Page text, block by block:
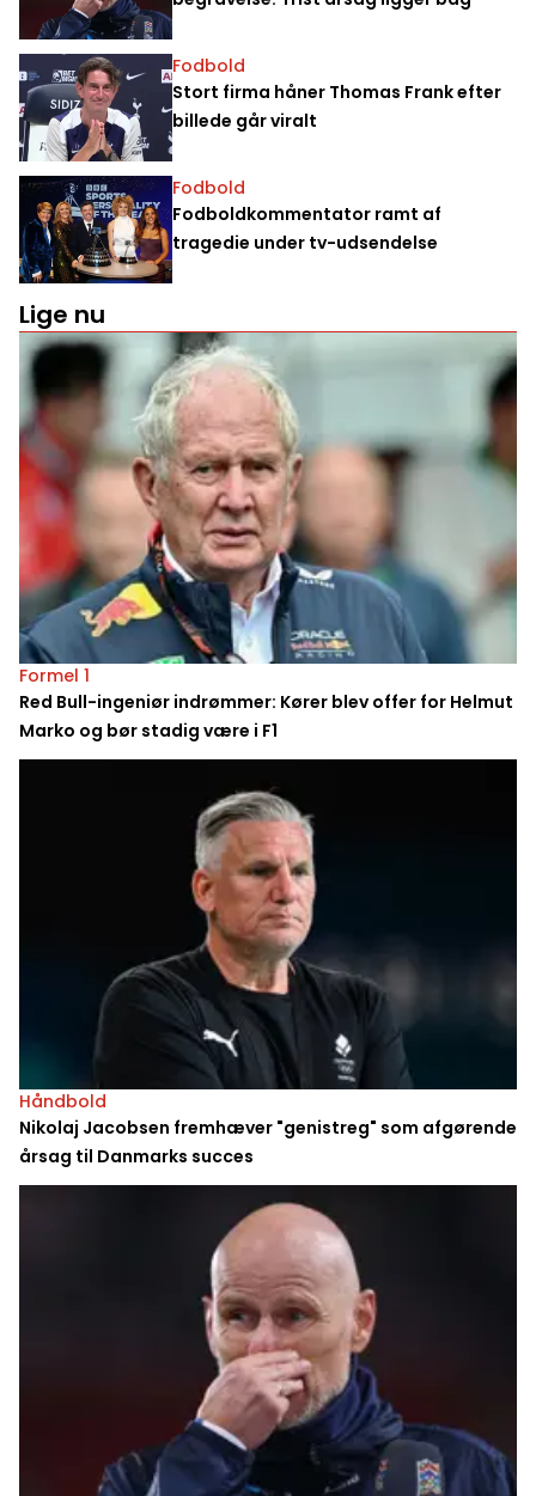
Fodbold
Stort firma håner Thomas Frank efter
billede går viralt
Fodbold
Fodboldkommentator ramt af
tragedie under tv-udsendelse
Lige nu
Formel 1
Red Bull-ingeniør indrømmer: Kører blev offer for Helmut
Marko og bør stadig være i F1
Håndbold
Nikolaj Jacobsen fremhæver "genistreg" som afgørende
årsag til Danmarks succes